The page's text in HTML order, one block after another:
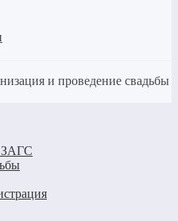
и проведение свадьбы
ЗАГС